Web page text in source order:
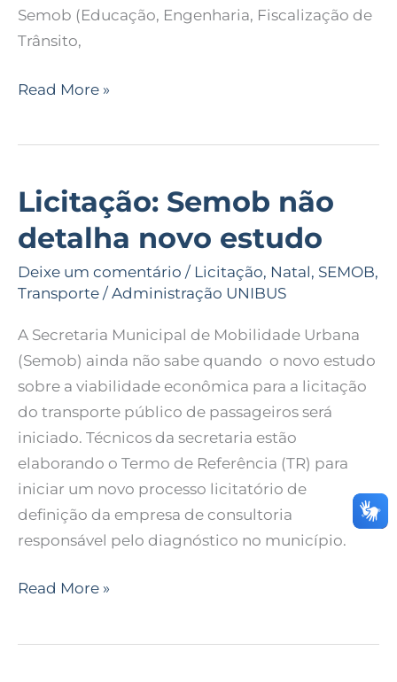
Semob (Educação, Engenharia, Fiscalização de
Trânsito,
Read More »
Licitação: Semob não
detalha novo estudo
Deixe um comentário / Licitação, Natal, SEMOB,
Transporte / Administração UNIBUS
A Secretaria Municipal de Mobilidade Urbana
(Semob) ainda não sabe quando o novo estudo
sobre a viabilidade econômica para a licitação
do transporte público de passageiros será
iniciado. Técnicos da secretaria estão
elaborando o Termo de Referência (TR) para
iniciar um novo processo licitatório de
definição da empresa de consultoria
responsável pelo diagnóstico no município.
Licitação:
não
detalha
novo
Read More »